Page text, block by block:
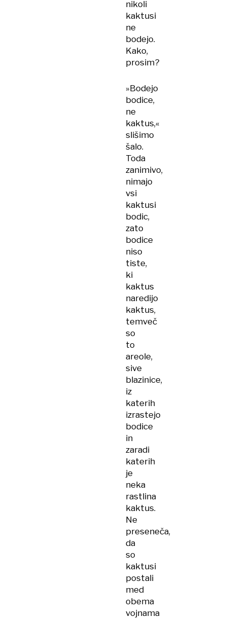
nikoli
kaktusi
ne
bodejo.
Kako,
prosim?
»Bodejo
bodice,
ne
kaktus,«
slišimo
šalo.
Toda
zanimivo,
nimajo
vsi
kaktusi
bodic,
zato
bodice
niso
tiste,
ki
kaktus
naredijo
kaktus,
temveč
so
to
areole,
sive
blazinice,
iz
katerih
izrastejo
bodice
in
zaradi
katerih
je
neka
rastlina
kaktus.
Ne
preseneča,
da
so
kaktusi
postali
med
obema
vojnama